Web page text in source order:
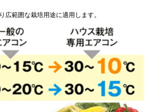
広範囲な栽培用途に適用します。